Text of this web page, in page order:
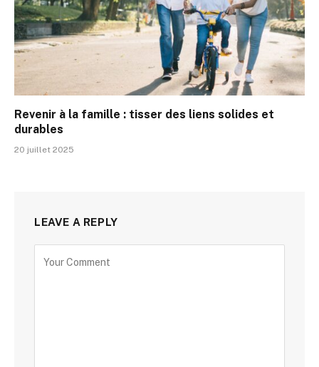
Revenir à la famille : tisser des liens solides et
durables
20 juillet 2025
LEAVE A REPLY